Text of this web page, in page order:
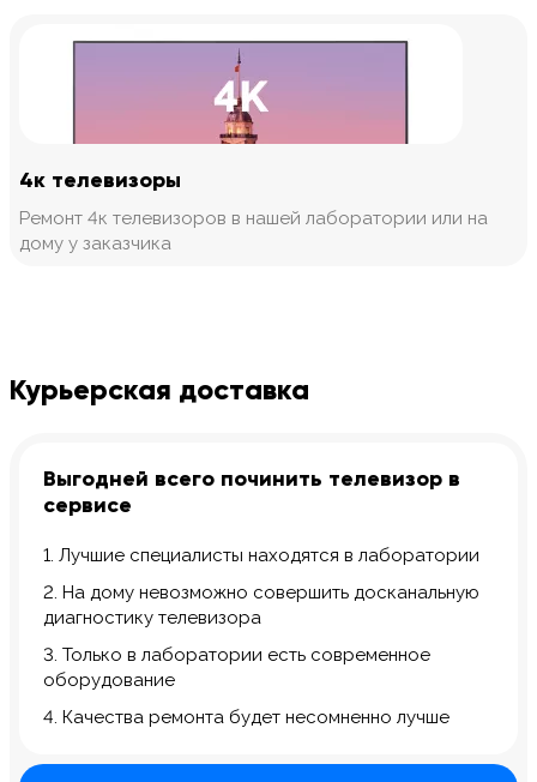
4к телевизоры
Ремонт 4к телевизоров в нашей лаборатории или на
дому у заказчика
Курьерская доставка
Выгодней всего починить телевизор в
сервисе
1. Лучшие специалисты находятся в лаборатории
2. На дому невозможно совершить досканальную
диагностику телевизора
3. Только в лаборатории есть современное
оборудование
4. Качества ремонта будет несомненно лучше